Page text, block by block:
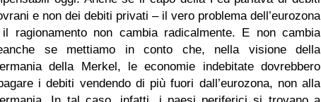
e non dei debiti privati – il vero problema dell’eurozona
ragionamento non cambia radicalmente. E non cambia
se mettiamo in conto che, nella visione della
della Merkel, le economie indebitate dovrebbero
i debiti vendendo di più fuori dall’eurozona, non alla